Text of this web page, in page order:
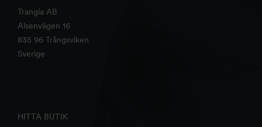
Trangia AB
Alsenvägen 16
835 96 Trångsviken
Sverige
HITTA BUTIK